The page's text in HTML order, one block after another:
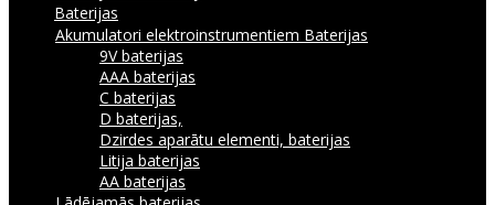
Baterijas
Akumulatori elektroinstrumentiem Baterijas
9V baterijas
AAA baterijas
C baterijas
D baterijas,
Dzirdes aparātu elementi, baterijas
Litija baterijas
AA baterijas